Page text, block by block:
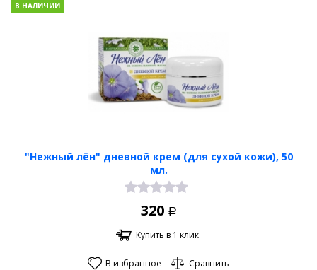
"Нежный лён" дневной крем (для сухой кожи), 50
мл.
В НАЛИЧИИ
320 Р
Купить в 1 клик
В избранное Сравнить